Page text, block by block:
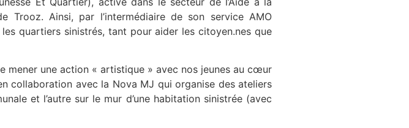
Trooz. Ainsi, par l’intermédiaire de son service AMO
quartiers sinistrés, tant pour aider les citoyen.nes que
mener une action « artistique » avec nos jeunes au cœur
collaboration avec la Nova MJ qui organise des ateliers
et l’autre sur le mur d’une habitation sinistrée (avec